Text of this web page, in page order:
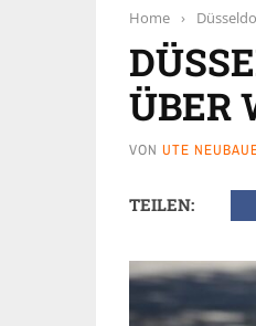
Home ›
ÜBER
VON UTE
TEILEN: